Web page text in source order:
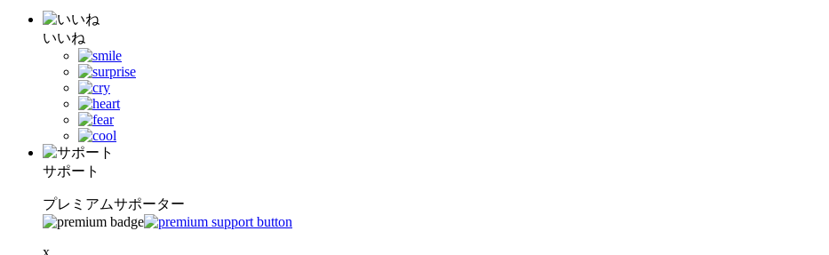
いいね
サポート
プレミアムサポーター
x